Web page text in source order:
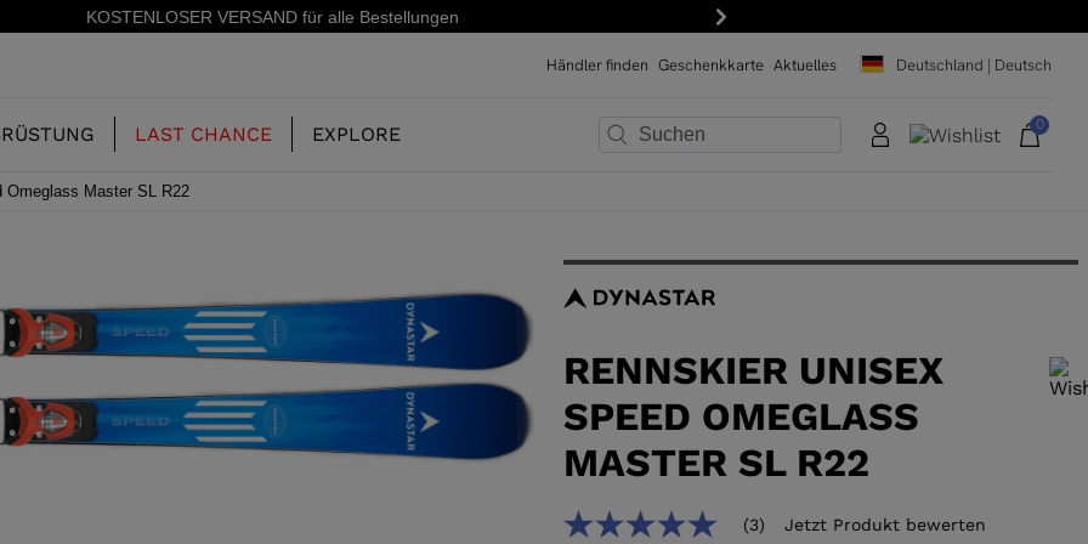
% Rabatt auf Ihre erste Bestellung: Abonnieren Sie unseren Newsletter! Weiter
Händler finden Geschenkkarte Aktuelles Deutschland | Deutsch
KINDER
RACING
UND
KINDER
SKISCHUHE-RACING
LAST CHANCE EXPLORE
GESCHICHTE
CONCEPT
0
Omeglass Master SL R22
RENNSKIER UNISEX
SPEED OMEGLASS
MASTER SL R22
Um ein Produkt zur Wunschliste hinzuzufügen, wählen Sie bitte eine
5.0
(3) Jetzt Produkt bewerten